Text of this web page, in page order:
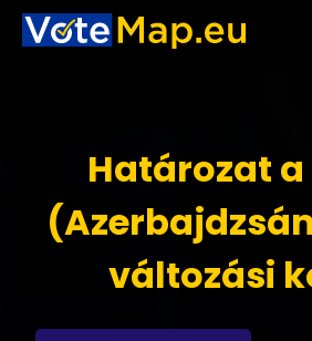
Határozat
változási